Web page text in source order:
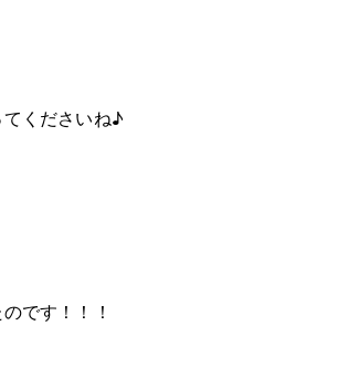
くださいね♪
です！！！